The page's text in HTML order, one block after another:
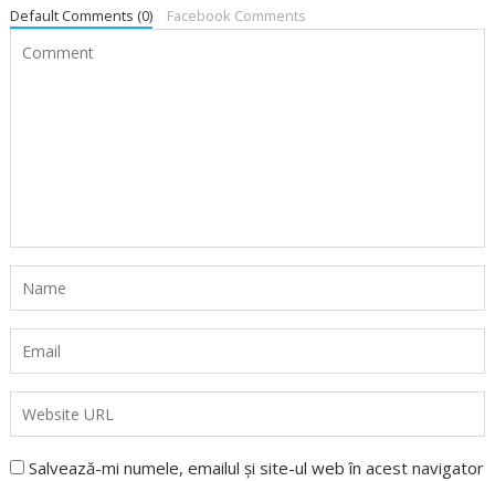
Default Comments (0) Facebook Comments
Salvează-mi numele, emailul și site-ul web în acest navigator